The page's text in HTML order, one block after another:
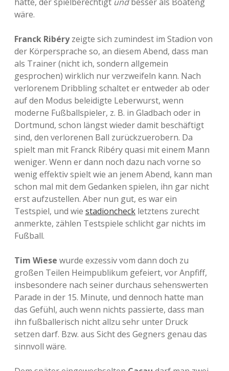
wäre.
Franck Ribéryzeigte sich zumindest im Stadion von
der Körpersprache so, an diesem Abend, dass man
als Trainer (nicht ich, sondern allgemein
gesprochen) wirklich nur verzweifeln kann. Nach
verlorenem Dribbling schaltet er entweder ab oder
auf den Modus beleidigte Leberwurst, wenn
moderne Fußballspieler, z. B. in Gladbach oder in
Dortmund, schon längst wieder damit beschäftigt
sind, den verlorenen Ball zurückzuerobern. Da
spielt man mit Franck Ribéry quasi mit einem Mann
weniger. Wenn er dann noch dazu nach vorne so
wenig effektiv spielt wie an jenem Abend, kann man
schon mal mit dem Gedanken spielen, ihn gar nicht
erst aufzustellen. Aber nun gut, es war ein
Testspiel, und wie stadioncheck letztens zurecht
anmerkte, zählen Testspiele schlicht gar nichts im
Fußball.
Tim Wiese wurde exzessiv vom dann doch zu
großen Teilen Heimpublikum gefeiert, vor Anpfiff,
insbesondere nach seiner durchaus sehenswerten
Parade in der 15. Minute, und dennoch hatte man
das Gefühl, auch wenn nichts passierte, dass man
ihn fußballerisch nicht allzu sehr unter Druck
setzen darf. Bzw. aus Sicht des Gegners genau das
sinnvoll wäre.